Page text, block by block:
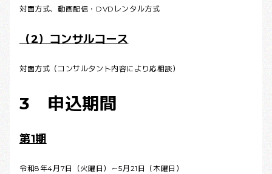
対面方式、動画配信・DVDレンタル方式
（2）コンサルコース
対面方式（コンサルタント内容により応相談）
3 申込期間
第1期
令和8年4月7日（火曜日）～5月21日（木曜日）